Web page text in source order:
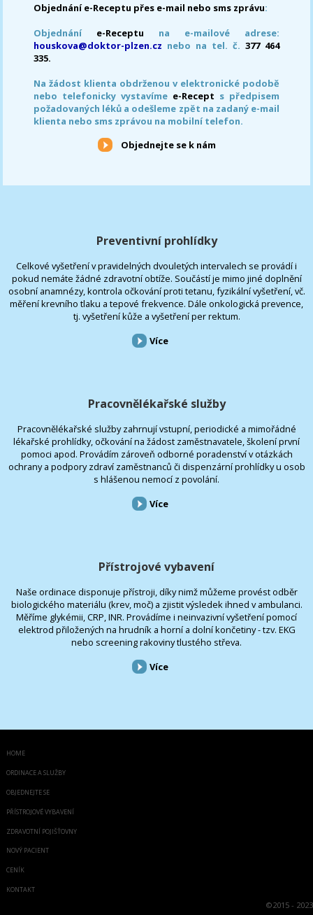
Objednání e-Receptu přes e-mail nebo sms zprávu:
Objednání e-Receptu na e-mailové adrese:
houskova@doktor-plzen.cz nebo na tel. č. 377 464
335.
Na žádost klienta obdrženou v elektronické podobě
nebo telefonicky vystavíme e-Recept s předpisem
požadovaných léků a odešleme zpět na zadaný e-mail
klienta nebo sms zprávou na mobilní telefon.
Objednejte se k nám
Preventivní prohlídky
Celkové vyšetření v pravidelných dvouletých intervalech se provádí i
pokud nemáte žádné zdravotní obtíže. Součástí je mimo jiné doplnění
osobní anamnézy, kontrola očkování proti tetanu, fyzikální vyšetření, vč.
měření krevního tlaku a tepové frekvence. Dále onkologická prevence,
tj. vyšetření kůže a vyšetření per rektum.
Více
Pracovnělékařské služby
Pracovnělékařské služby zahrnují vstupní, periodické a mimořádné
lékařské prohlídky, očkování na žádost zaměstnavatele, školení první
pomoci apod. Provádím zároveň odborné poradenství v otázkách
ochrany a podpory zdraví zaměstnanců či dispenzární prohlídky u osob
s hlášenou nemocí z povolání.
Více
Přístrojové vybavení
Naše ordinace disponuje přístroji, díky nimž můžeme provést odběr
biologického materiálu (krev, moč) a zjistit výsledek ihned v ambulanci.
Měříme glykémii, CRP, INR. Provádíme i neinvazivní vyšetření pomocí
elektrod přiložených na hrudník a horní a dolní končetiny - tzv. EKG
nebo screening rakoviny tlustého střeva.
Více
HOME
ORDINACE A SLUŽBY
OBJEDNEJTE SE
PŘÍSTROJOVÉ VYBAVENÍ
ZDRAVOTNÍ POJIŠŤOVNY
NOVÝ PACIENT
CENÍK
KONTAKT
©2015 - 2023